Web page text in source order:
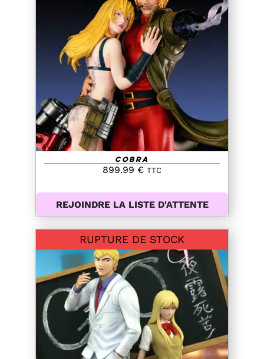
DETAILS
Cobra
899.99 € TTC
REJOINDRE LA LISTE D'ATTENTE
RUPTURE DE STOCK
DETAILS